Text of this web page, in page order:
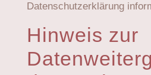
Datenschutzerklärung
Hinweis zur